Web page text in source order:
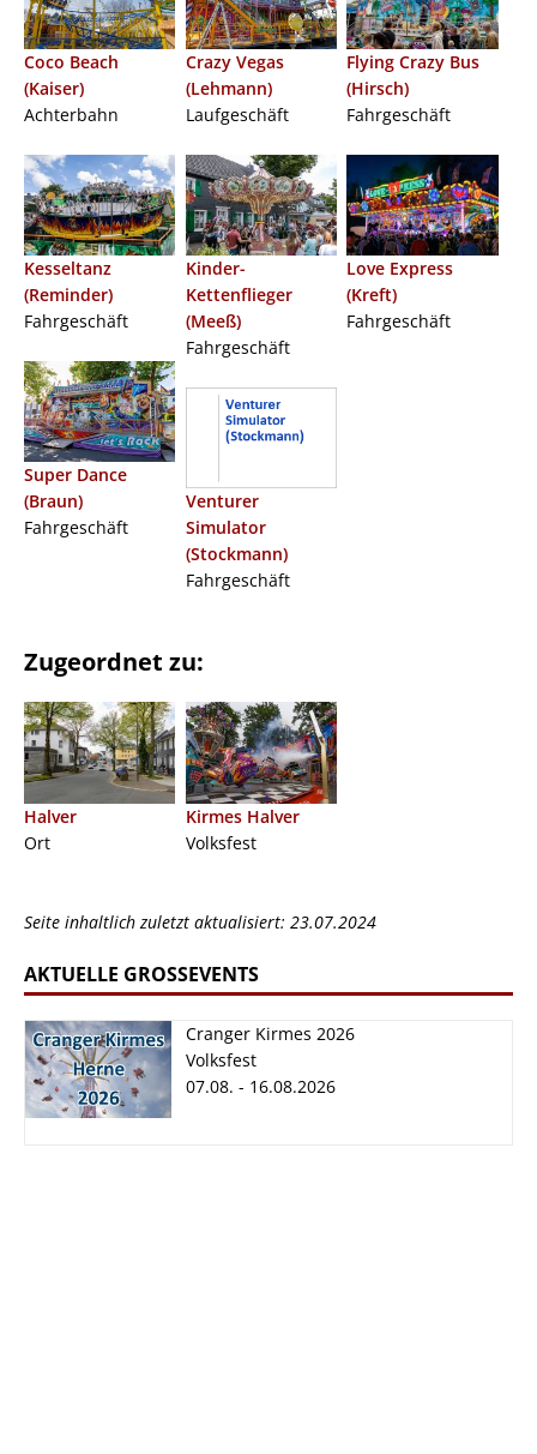
Coco Beach
(Kaiser)
Achterbahn
Kesseltanz
(Reminder)
Fahrgeschäft
Super Dance
(Braun)
Fahrgeschäft
Crazy Vegas
(Lehmann)
Laufgeschäft
Kinder-
Kettenflieger
(Meeß)
Fahrgeschäft
Venturer
Simulator
(Stockmann)
Fahrgeschäft
Flying Crazy Bus
(Hirsch)
Fahrgeschäft
Love Express
(Kreft)
Fahrgeschäft
Zugeordnet zu:
Halver
Ort
Kirmes Halver
Volksfest
Seite inhaltlich zuletzt aktualisiert: 23.07.2024
AKTUELLE GROSSEVENTS
Cranger Kirmes 2026
Volksfest
07.08. - 16.08.2026